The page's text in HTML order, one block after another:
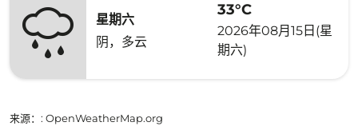
星期六
阴，多云
33°C
2026年08月15日(星
期六)
来源： : OpenWeatherMap.org